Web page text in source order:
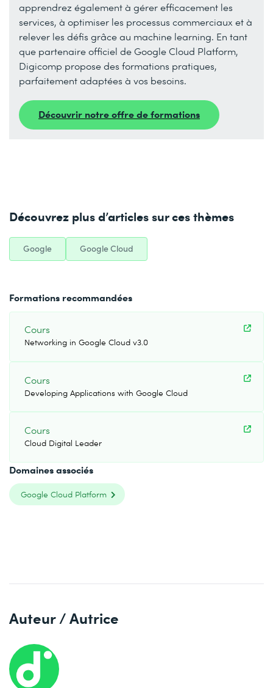
apprendrez également à gérer efficacement les
services, à optimiser les processus commerciaux et à
relever les défis grâce au machine learning. En tant
que partenaire officiel de Google Cloud Platform,
Digicomp propose des formations pratiques,
parfaitement adaptées à vos besoins.
Découvrir notre offre de formations
Découvrez plus d’articles sur ces thèmes
Google Google Cloud
Formations recommandées
Cours
Networking in Google Cloud v3.0
Cours
Developing Applications with Google Cloud
Cours
Cloud Digital Leader
Domaines associés
Google Cloud Platform
Auteur / Autrice